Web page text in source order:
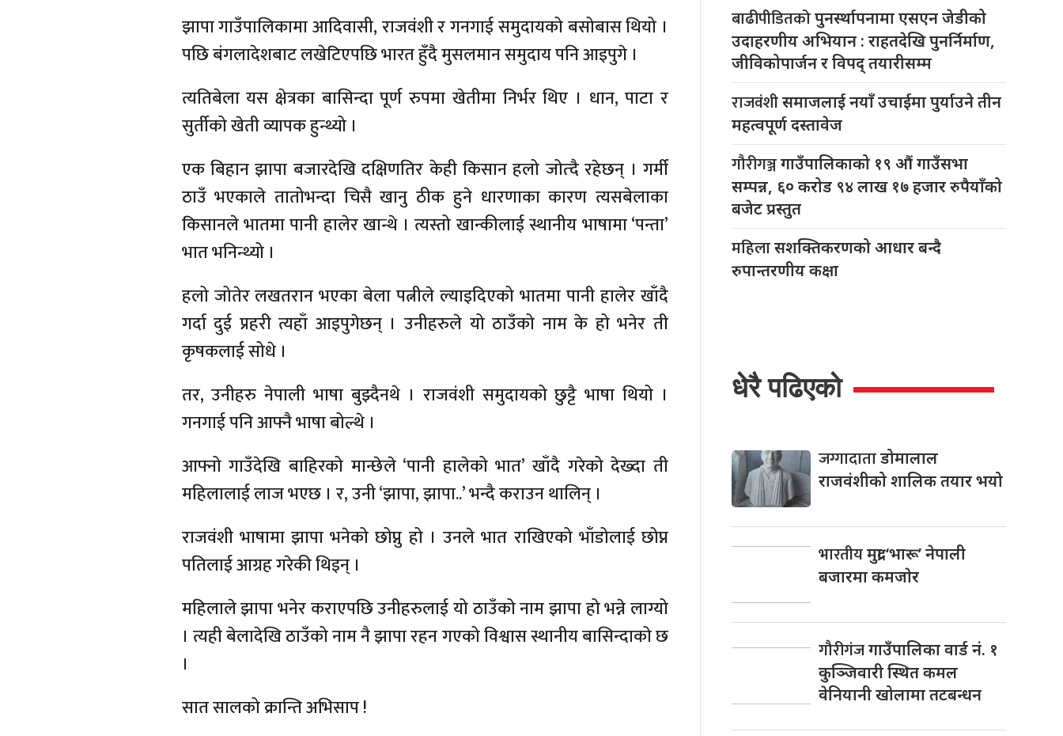
झापा गाउँपालिकामा आदिवासी, राजवंशी र गनगाई समुदायको बसोबास थियो ।
पछि बंगलादेशबाट लखेटिएपछि भारत हुँदै मुसलमान समुदाय पनि आइपुगे ।
त्यतिबेला यस क्षेत्रका बासिन्दा पूर्ण रुपमा खेतीमा निर्भर थिए । धान, पाटा र
सुर्तीको खेती व्यापक हुन्थ्यो ।
एक बिहान झापा बजारदेखि दक्षिणतिर केही किसान हलो जोत्दै रहेछन् । गर्मी
ठाउँ भएकाले तातोभन्दा चिसै खानु ठीक हुने धारणाका कारण त्यसबेलाका
किसानले भातमा पानी हालेर खान्थे । त्यस्तो खान्कीलाई स्थानीय भाषामा ‘पन्ता’
भात भनिन्थ्यो ।
हलो जोतेर लखतरान भएका बेला पत्नीले ल्याइदिएको भातमा पानी हालेर खाँदै
गर्दा दुई प्रहरी त्यहाँ आइपुगेछन् । उनीहरुले यो ठाउँको नाम के हो भनेर ती
कृषकलाई सोधे ।
तर, उनीहरु नेपाली भाषा बुझ्दैनथे । राजवंशी समुदायको छुट्टै भाषा थियो ।
गनगाई पनि आफ्नै भाषा बोल्थे ।
आफ्नो गाउँदेखि बाहिरको मान्छेले ‘पानी हालेको भात’ खाँदै गरेको देख्दा ती
महिलालाई लाज भएछ । र, उनी ‘झापा, झापा..’ भन्दै कराउन थालिन् ।
राजवंशी भाषामा झापा भनेको छोप्नु हो । उनले भात राखिएको भाँडोलाई छोप्न
पतिलाई आग्रह गरेकी थिइन् ।
महिलाले झापा भनेर कराएपछि उनीहरुलाई यो ठाउँको नाम झापा हो भन्ने लाग्यो
। त्यही बेलादेखि ठाउँको नाम नै झापा रहन गएको विश्वास स्थानीय बासिन्दाको छ
।
सात सालको क्रान्ति अभिसाप !
बाढीपीडितकोपुनर्स्थापनामा एसएन जेडीको
उदाहरणीय अभियान : राहतदेखि पुनर्निर्माण,
जीविकोपार्जन र विपद् तयारीसम्म
राजवंशीसमाजलाई नयाँ उचाईमा पुर्याउने तीन
महत्वपूर्ण दस्तावेज
गौरीगञ्जगाउँपालिकाको १९ औं गाउँसभा
सम्पन्न, ६० करोड ९४ लाख १७ हजार रुपैयाँको
बजेट प्रस्तुत
महिलासशक्तिकरणको आधार बन्दै
रुपान्तरणीय कक्षा
धेरै पढिएको
जग्गादाताडोमालाल
राजवंशीको शालिक तयार भयो
भारतीयमुद्रा ‘भारू’ नेपाली
बजारमा कमजाेर
गौरीगंजगाउँपालिका वार्ड नं. १
कुञ्जिवारी स्थित कमल
वेनियानी खोलामा तटबन्धन